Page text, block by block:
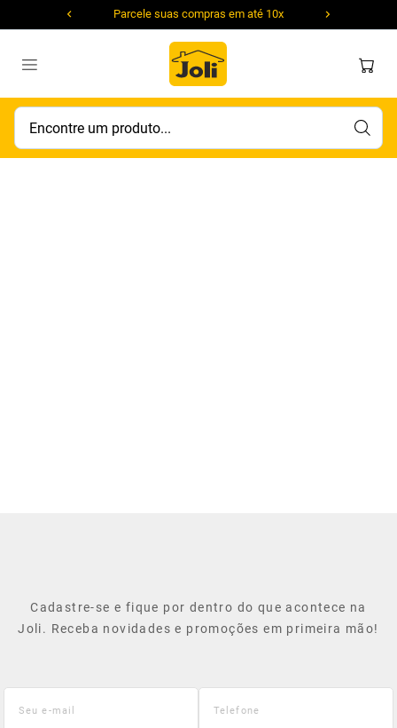
Parcele suas compras em até 10x
Encontre um produto...
Cadastre-se e fique por dentro do que acontece na
Joli. Receba novidades e promoções em primeira mão!